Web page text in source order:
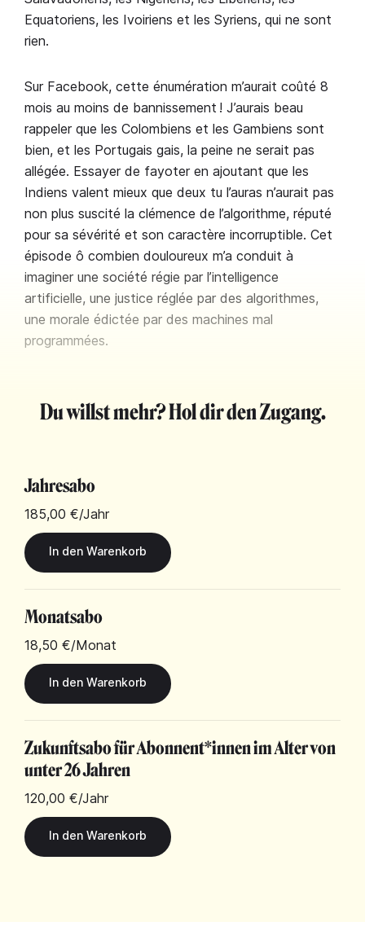
Equatoriens, les Ivoiriens et les Syriens, qui ne sont
rien.
Sur Facebook, cette énumération m’aurait coûté 8
mois au moins de bannissement ! J’aurais beau
rappeler que les Colombiens et les Gambiens sont
bien, et les Portugais gais, la peine ne serait pas
allégée. Essayer de fayoter en ajoutant que les
Indiens valent mieux que deux tu l’auras n’aurait pas
non plus suscité la clémence de l’algorithme, réputé
pour sa sévérité et son caractère incorruptible. Cet
épisode ô combien douloureux m’a conduit à
imaginer une société régie par l’intelligence
artificielle, une justice réglée par des algorithmes,
une morale édictée par des machines mal
programmées.
Du willst mehr? Hol dir den Zugang.
Jahresabo
185,00 €/Jahr
Monatsabo
18,50 €/Monat
Zukunftsabo für Abonnent*innen im Alter von
unter 26 Jahren
120,00 €/Jahr